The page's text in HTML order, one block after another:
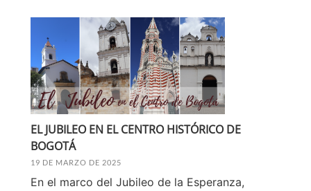
EL JUBILEO EN EL CENTRO HISTÓRICO DE
BOGOTÁ
19 DE MARZO DE 2025
En el marco del Jubileo de la Esperanza,